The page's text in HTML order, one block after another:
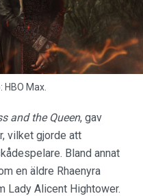
Max.
and the Queen, gav
vilket gjorde att
Bland annat
en äldre Rhaenyra
Lady Alicent Hightower.